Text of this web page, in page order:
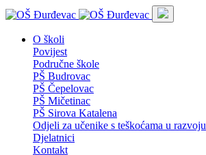
O školi
Povijest
Područne škole
PŠ Budrovac
PŠ Čepelovac
PŠ Mičetinac
PŠ Sirova Katalena
Odjeli za učenike s teškoćama u razvoju
Djelatnici
Kontakt